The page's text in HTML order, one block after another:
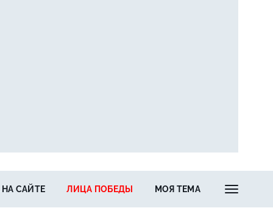
НА САЙТЕ ЛИЦА ПОБЕДЫ МОЯ ТЕМА